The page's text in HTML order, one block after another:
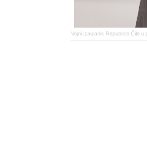
Vojni izaslanik Republike Čile u